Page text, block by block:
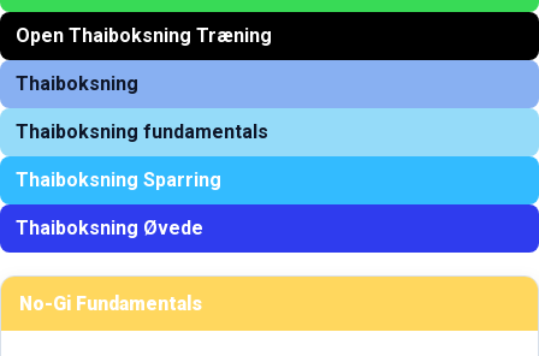
No-Gi Fundamentals
Open Thaiboksning Træning
Thaiboksning
Thaiboksning fundamentals
Thaiboksning Sparring
Thaiboksning Øvede